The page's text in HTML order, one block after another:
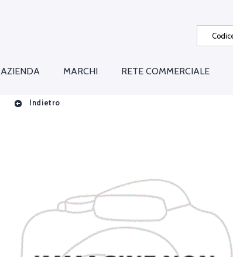
AZIENDA MARCHI RETE COMMERCIALE
Indietro